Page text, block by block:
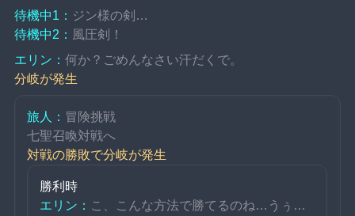
待機中1： ジン様の剣…
待機中2： 風圧剣！
エリン：何か？ごめんなさい汗だくで。
分岐が発生
旅人： 冒険挑戦
七聖召喚対戦へ
対戦の勝敗で分岐が発生
勝利時
エリン： こ、こんな方法で勝てるのね…うぅ…